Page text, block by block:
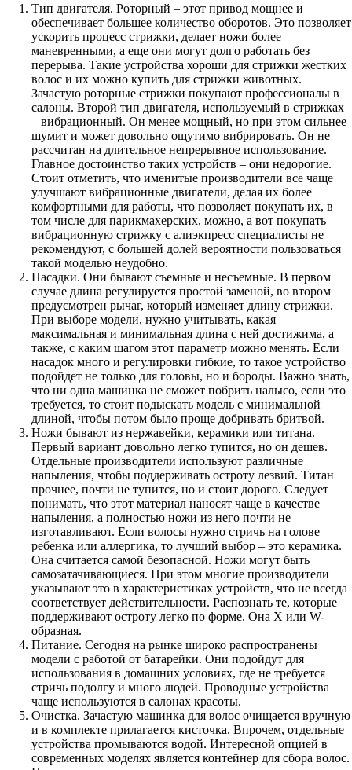
Тип двигателя. Роторный – этот привод мощнее и
обеспечивает большее количество оборотов. Это позволяет
ускорить процесс стрижки, делает ножи более
маневренными, а еще они могут долго работать без
перерыва. Такие устройства хороши для стрижки жестких
волос и их можно купить для стрижки животных.
Зачастую роторные стрижки покупают профессионалы в
салоны. Второй тип двигателя, используемый в стрижках
– вибрационный. Он менее мощный, но при этом сильнее
шумит и может довольно ощутимо вибрировать. Он не
рассчитан на длительное непрерывное использование.
Главное достоинство таких устройств – они недорогие.
Стоит отметить, что именитые производители все чаще
улучшают вибрационные двигатели, делая их более
комфортными для работы, что позволяет покупать их, в
том числе для парикмахерских, можно, а вот покупать
вибрационную стрижку с алиэкпресс специалисты не
рекомендуют, с большей долей вероятности пользоваться
такой моделью неудобно.
Насадки. Они бывают съемные и несъемные. В первом
случае длина регулируется простой заменой, во втором
предусмотрен рычаг, который изменяет длину стрижки.
При выборе модели, нужно учитывать, какая
максимальная и минимальная длина с ней достижима, а
также, с каким шагом этот параметр можно менять. Если
насадок много и регулировки гибкие, то такое устройство
подойдет не только для головы, но и бороды. Важно знать,
что ни одна машинка не сможет побрить налысо, если это
требуется, то стоит подыскать модель с минимальной
длиной, чтобы потом было проще добривать бритвой.
Ножи бывают из нержавейки, керамики или титана.
Первый вариант довольно легко тупится, но он дешев.
Отдельные производители используют различные
напыления, чтобы поддерживать остроту лезвий. Титан
прочнее, почти не тупится, но и стоит дорого. Следует
понимать, что этот материал наносят чаще в качестве
напыления, а полностью ножи из него почти не
изготавливают. Если волосы нужно стричь на голове
ребенка или аллергика, то лучший выбор – это керамика.
Она считается самой безопасной. Ножи могут быть
самозатачивающиеся. При этом многие производители
указывают это в характеристиках устройств, что не всегда
соответствует действительности. Распознать те, которые
поддерживают остроту легко по форме. Она X или W-
образная.
Питание. Сегодня на рынке широко распространены
модели с работой от батарейки. Они подойдут для
использования в домашних условиях, где не требуется
стричь подолгу и много людей. Проводные устройства
чаще используются в салонах красоты.
Очистка. Зачастую машинка для волос очищается вручную
и в комплекте прилагается кисточка. Впрочем, отдельные
устройства промываются водой. Интересной опцией в
современных моделях является контейнер для сбора волос.